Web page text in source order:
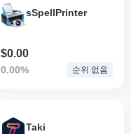
sSpellPrinter
$0.00
0.00% 순위 없음
Taki